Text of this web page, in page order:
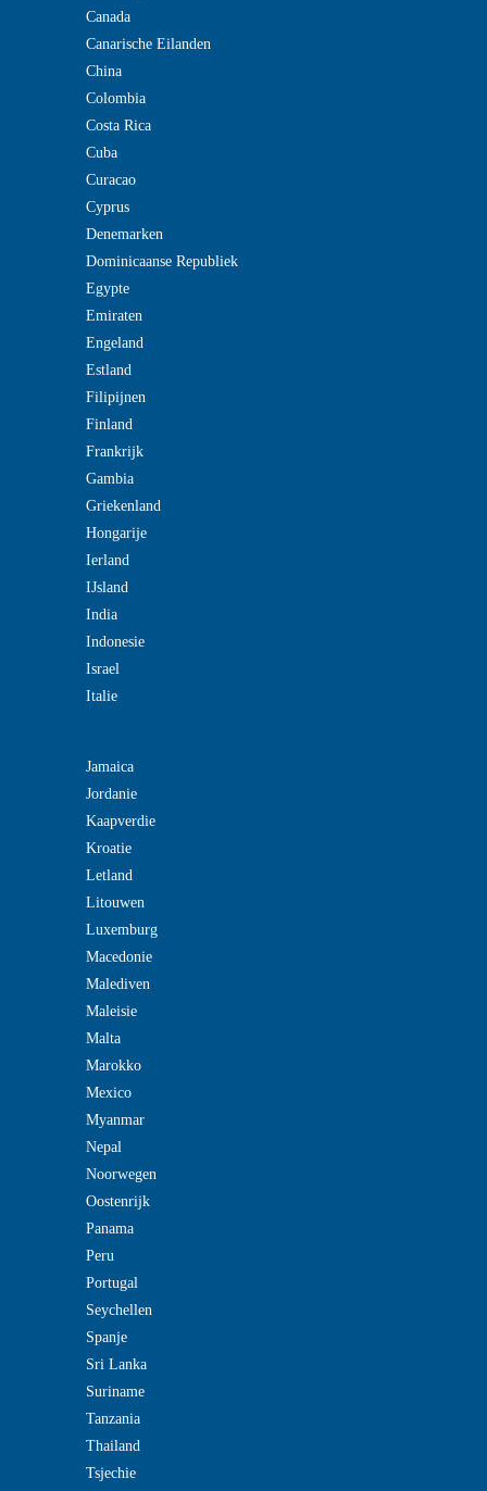
Canada
Canarische Eilanden
China
Colombia
Costa Rica
Cuba
Curacao
Cyprus
Denemarken
Dominicaanse Republiek
Egypte
Emiraten
Engeland
Estland
Filipijnen
Finland
Frankrijk
Gambia
Griekenland
Hongarije
Ierland
IJsland
India
Indonesie
Israel
Italie
Jamaica
Jordanie
Kaapverdie
Kroatie
Letland
Litouwen
Luxemburg
Macedonie
Malediven
Maleisie
Malta
Marokko
Mexico
Myanmar
Nepal
Noorwegen
Oostenrijk
Panama
Peru
Portugal
Seychellen
Spanje
Sri Lanka
Suriname
Tanzania
Thailand
Tsjechie